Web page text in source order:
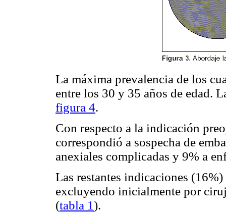
La máxima prevalencia de los
entre los 30 y 35 años de edad.
figura 4.
Con respecto a la indicación
correspondió a sospecha de
anexiales complicadas y 9% a
Las restantes indicaciones
excluyendo inicialmente por
(tabla 1).